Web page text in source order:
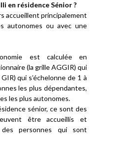
en résidence Sénior ?
accueillent principalement
autonomes ou avec une
est calculée en
(la grille AGGIR) qui
qui s’échelonne de 1 à
les plus dépendantes,
les plus autonomes.
sénior, ce sont des
être accueillis et
des personnes qui sont